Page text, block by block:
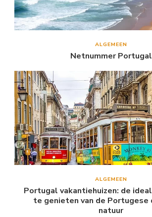
ALGEMEEN
Netnummer Portugal
ALGEMEEN
Portugal vakantiehuizen: de
te genieten van de Portugese
natuur